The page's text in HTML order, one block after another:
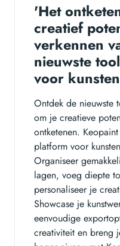
'Het
creatief
verkennen
nieuwste
voor
Ontdek de nieuwste
om je creatieve
ontketenen.
platform voor
Organiseer
lagen, voeg diepte
personaliseer je
Showcase je
eenvoudige
creativiteit en breng